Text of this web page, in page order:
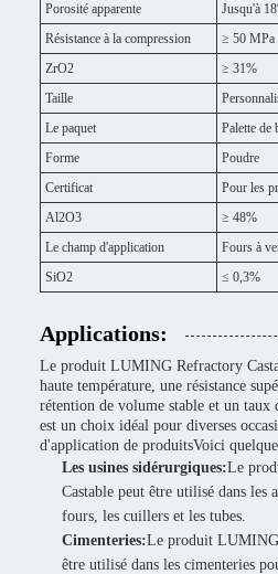
Porosité apparente
Jusqu'à
Résistance à la compression
≥ 50 MPa
ZrO2
≥ 31%
Taille
Le paquet
Palette de
Forme
Poudre
Certificat
Pour les
Al2O3
≥ 48%
Le champ d'application
Fours à
SiO2
≤ 0,3%
Applications:
Le produit LUMING Refractory
haute température, une résistance
rétention de volume stable et un
est un choix idéal pour diverses
d'application de produitsVoici
Les usines sidérurgiques:Le
Castable peut être utilisé dans les
fours, les cuillers et les tubes.
Cimenteries:Le produit LUMING
être utilisé dans les cimenteries